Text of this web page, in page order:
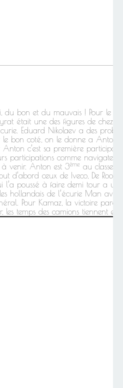
du bon et du mauvais ! Pour le
était une des figures de chez
Eduard Nikolaev a des
le bon coté, on le donne a Anton
Anton c’est sa première
participations comme navigateur,
à venir. Anton est 3ème au
d’abord ceux de Iveco, De
poussé à faire demi tour a un
hollandais de l’écurie Man
Pour Kamaz, la victoire
les temps des camions tiennent